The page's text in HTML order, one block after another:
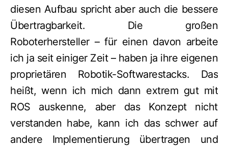
diesen Aufbau spricht aber auch die bessere
Übertragbarkeit. Die großen
Roboterhersteller – für einen davon arbeite
ich ja seit einiger Zeit – haben ja ihre eigenen
proprietären Robotik-Softwarestacks. Das
heißt, wenn ich mich dann extrem gut mit
ROS auskenne, aber das Konzept nicht
verstanden habe, kann ich das schwer auf
andere Implementierung übertragen und